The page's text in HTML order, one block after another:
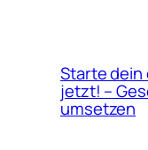
Starte dein
jetzt! –
umsetzen